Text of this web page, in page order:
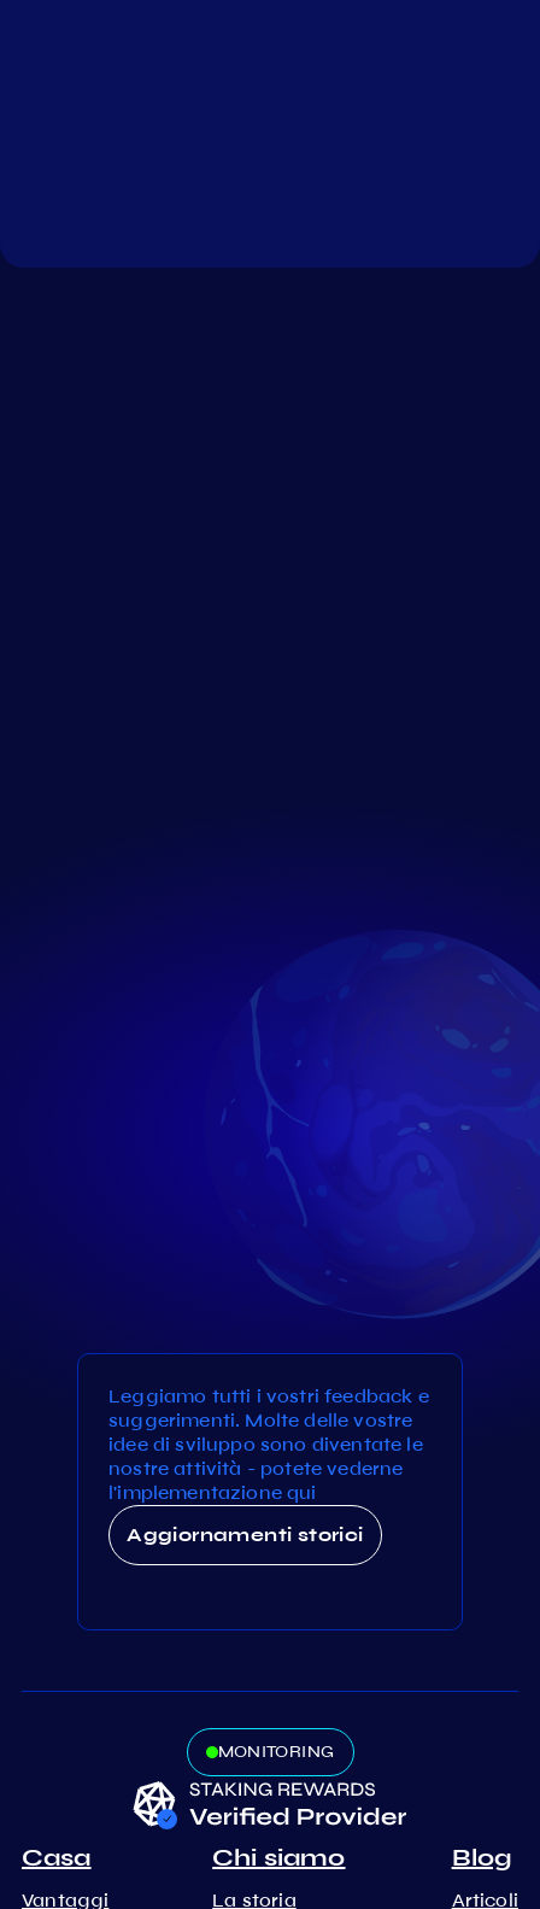
Leggiamo tutti i vostri feedback e
suggerimenti. Molte delle vostre
idee di sviluppo sono diventate le
nostre attività - potete vederne
l'implementazione qui
Aggiornamenti storici
MONITORING
Casa
Vantaggi
Chi siamo
La storia
Blog
Articoli